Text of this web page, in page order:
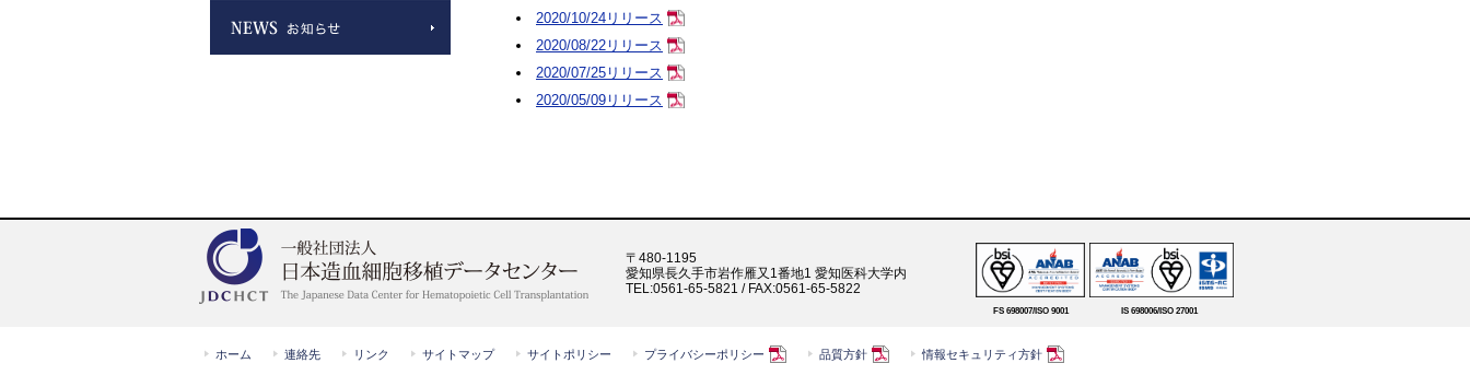
2020/10/24リリース
2020/08/22リリース
2020/07/25リリース
2020/05/09リリース
〒480-1195
愛知県長久手市岩作雁又1番地1 愛知医科大学内
TEL:0561-65-5821 / FAX:0561-65-5822
FS 698007/ISO 9001 IS 698006/ISO 27001
ホーム 連絡先 リンク サイトマップ サイトポリシー プライバシーポリシー 品質方針 情報セキュリティ方針